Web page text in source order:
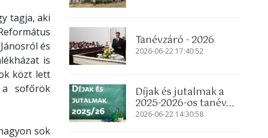
tagja, aki
és
is
közt lett
sofőrök
sok
2026-06-22 17:40:52
Tanévzáró - 2026
2026-06-22 14:30:58
Díjak és jutalmak a
2025-2026-os tanév...